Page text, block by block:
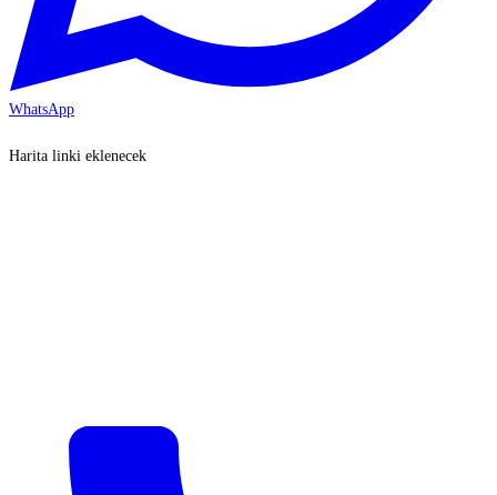
WhatsApp
Harita linki eklenecek